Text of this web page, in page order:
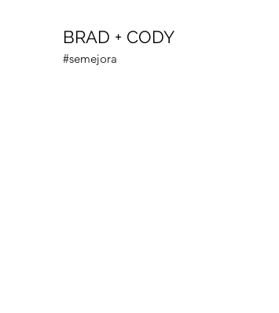
BRAD + CODY
#semejora